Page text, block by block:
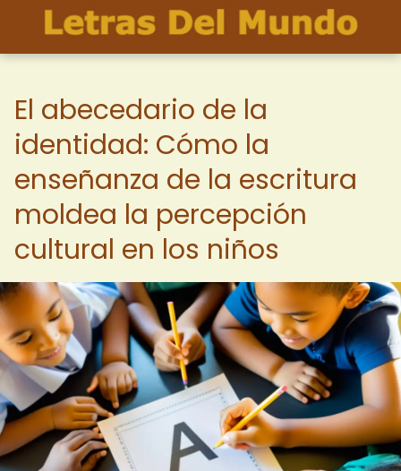
El abecedario de la
identidad: Cómo la
enseñanza de la escritura
moldea la percepción
cultural en los niños